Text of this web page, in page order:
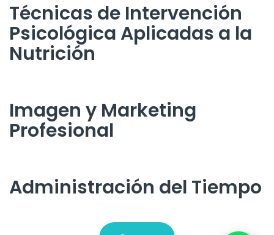
Técnicas de Intervención
Psicológica Aplicadas a la
Nutrición
Imagen y Marketing
Profesional
Administración del Tiempo